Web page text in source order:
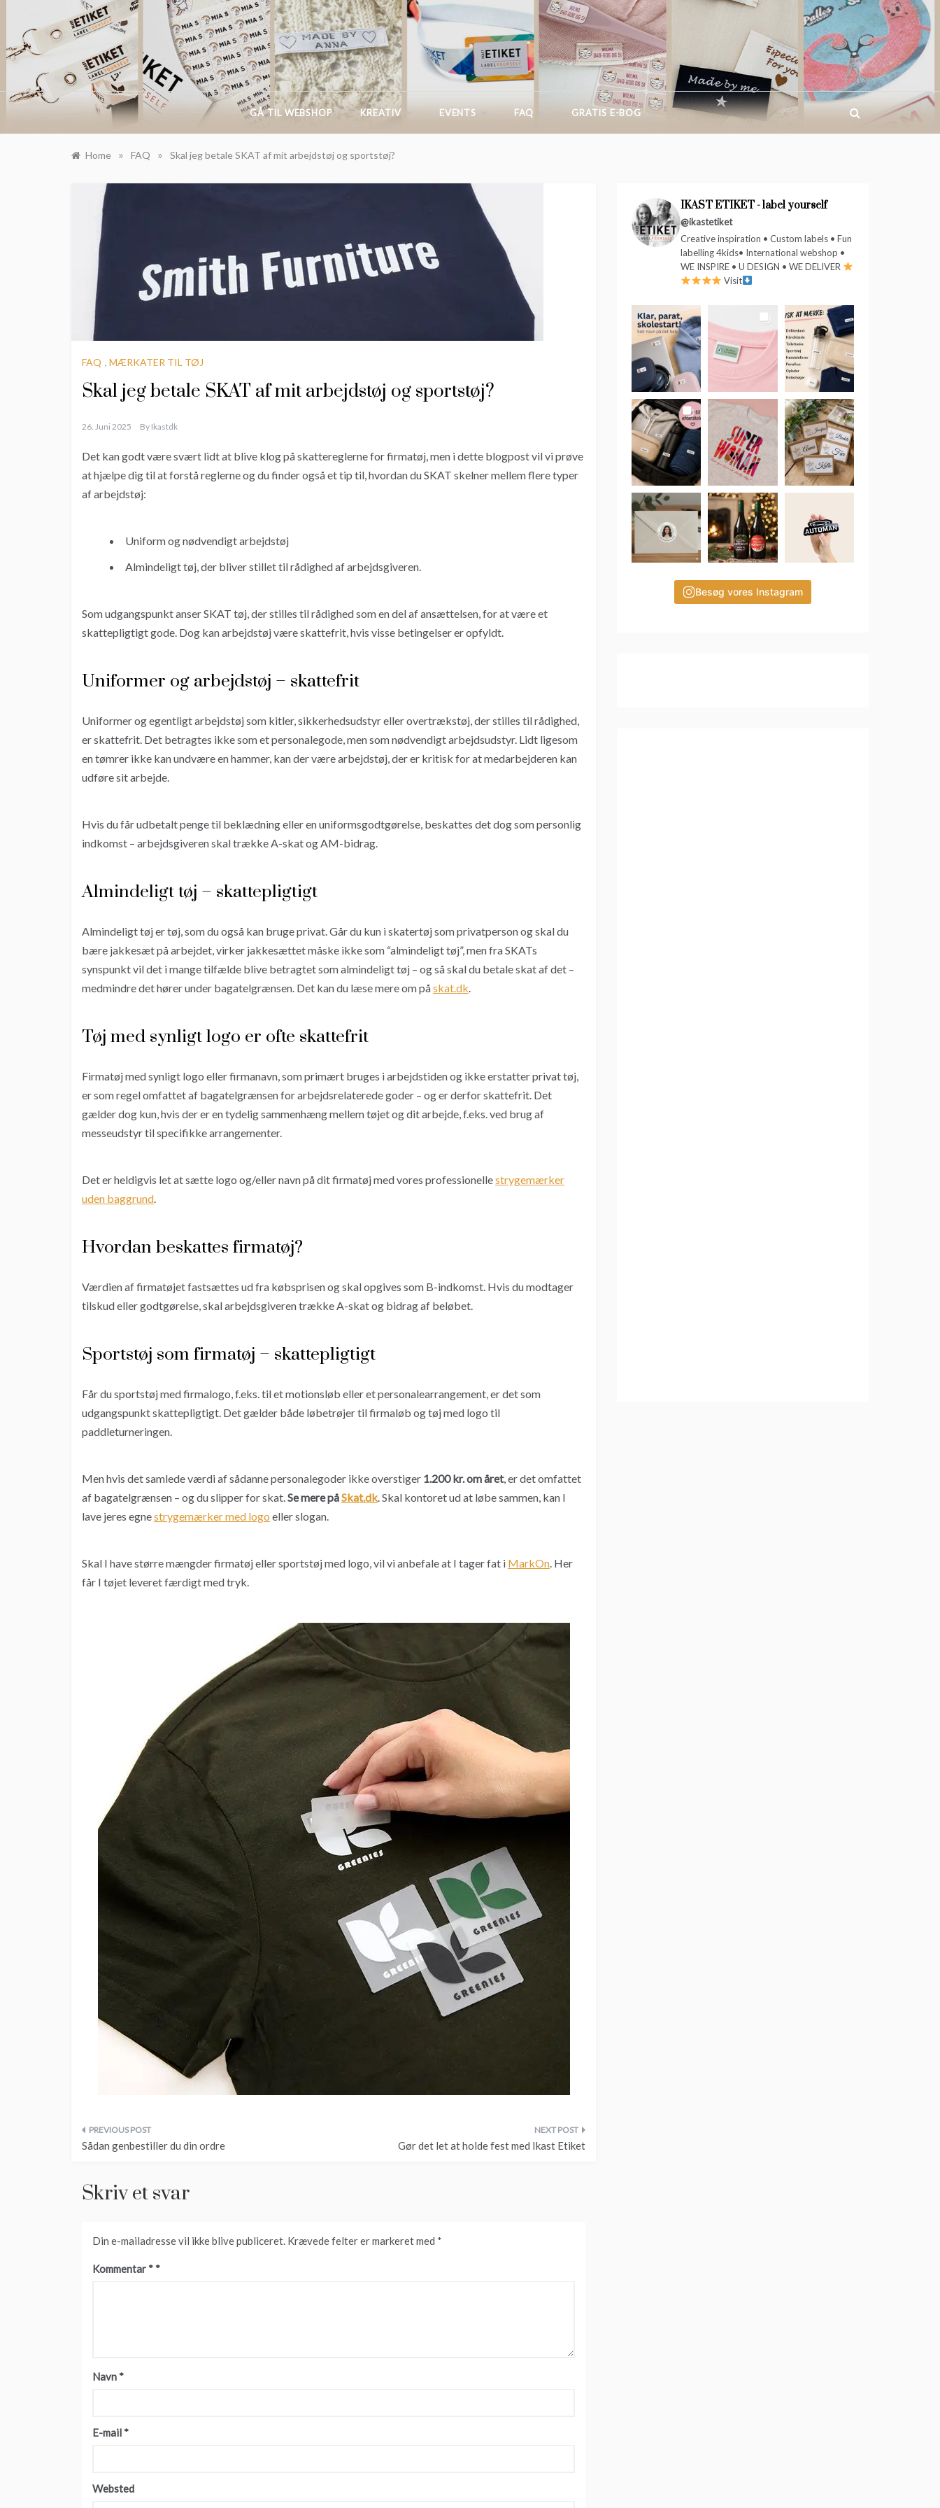
content
BLOG.IKASTETIKET.DK
GÅ TIL WEBSHOP KREATIV EVENTS FAQ GRATIS E-BOG
Home » FAQ » Skal jeg betale SKAT af mit arbejdstøj og sportstøj?
FAQ , MÆRKATER TIL TØJ
Skal jeg betale SKAT af mit arbejdstøj og sportstøj?
26. Juni 2025 By Ikastdk
Det kan godt være svært lidt at blive klog på skattereglerne for firmatøj, men i dette blogpost vil vi prøve
at hjælpe dig til at forstå reglerne og du finder også et tip til, hvordan du SKAT skelner mellem flere typer
af arbejdstøj:
Uniform og nødvendigt arbejdstøj
Almindeligt tøj, der bliver stillet til rådighed af arbejdsgiveren.
Som udgangspunkt anser SKAT tøj, der stilles til rådighed som en del af ansættelsen, for at være et
skattepligtigt gode. Dog kan arbejdstøj være skattefrit, hvis visse betingelser er opfyldt.
Uniformer og arbejdstøj – skattefrit
Uniformer og egentligt arbejdstøj som kitler, sikkerhedsudstyr eller overtrækstøj, der stilles til rådighed,
er skattefrit. Det betragtes ikke som et personalegode, men som nødvendigt arbejdsudstyr. Lidt ligesom
en tømrer ikke kan undvære en hammer, kan der være arbejdstøj, der er kritisk for at medarbejderen kan
udføre sit arbejde.
Hvis du får udbetalt penge til beklædning eller en uniformsgodtgørelse, beskattes det dog som personlig
indkomst – arbejdsgiveren skal trække A-skat og AM-bidrag.
Almindeligt tøj – skattepligtigt
Almindeligt tøj er tøj, som du også kan bruge privat. Går du kun i skatertøj som privatperson og skal du
bære jakkesæt på arbejdet, virker jakkesættet måske ikke som “almindeligt tøj”, men fra SKATs
synspunkt vil det i mange tilfælde blive betragtet som almindeligt tøj – og så skal du betale skat af det –
medmindre det hører under bagatelgrænsen. Det kan du læse mere om påskat.dk.
Tøj med synligt logo er ofte skattefrit
Firmatøj med synligt logo eller firmanavn, som primært bruges i arbejdstiden og ikke erstatter privat tøj,
er som regel omfattet af bagatelgrænsen for arbejdsrelaterede goder – og er derfor skattefrit. Det
gælder dog kun, hvis der er en tydelig sammenhæng mellem tøjet og dit arbejde, f.eks. ved brug af
messeudstyr til specifikke arrangementer.
Det er heldigvis let at sætte logo og/eller navn på dit firmatøj med vores professionellestrygemærker
uden baggrund.
Hvordan beskattes firmatøj?
Værdien af firmatøjet fastsættes ud fra købsprisen og skal opgives som B-indkomst. Hvis du modtager
tilskud eller godtgørelse, skal arbejdsgiveren trække A-skat og bidrag af beløbet.
Sportstøj som firmatøj – skattepligtigt
Får du sportstøj med firmalogo, f.eks. til et motionsløb eller et personalearrangement, er det som
udgangspunkt skattepligtigt. Det gælder både løbetrøjer til firmaløb og tøj med logo til
paddleturneringen.
Men hvis det samlede værdi af sådanne personalegoder ikke overstiger 1.200 kr. om året, er det omfattet
af bagatelgrænsen – og du slipper for skat.Se mere påSkat.dk. Skal kontoret ud at løbe sammen, kan I
lave jeres egnestrygemærker med logo eller slogan.
Skal I have større mængder firmatøj eller sportstøj med logo, vil vi anbefale at I tager fat i MarkOn. Her
får I tøjet leveret færdigt med tryk.
Indlægsnavigation
Sådan genbestiller du din ordre Gør det let at holde fest med Ikast Etiket
Skriv et svar
Din e-mailadresse vil ikke blive publiceret. Krævede felter er markeret med *
Kommentar *
Navn *
E-mail *
Websted
IKAST ETIKET - label yourself
@ikastetiket
Creative inspiration • Custom labels • Fun
labelling 4kids• International webshop •
WE INSPIRE • U DESIGN • WE DELIVER
Visit
Besøg vores Instagram